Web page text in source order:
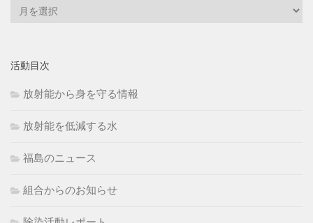
活動目次
放射能から身を守る情報
放射能を低減する水
福島のニュース
組合からのお知らせ